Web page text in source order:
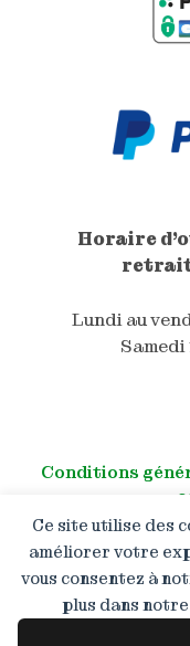
Ce site utilise des
améliorer votre
vous consentez à
plus dans
Horaire
retrait
Lundi au
Samedi
Conditions
©
Promotion de 10
nouveaux clients